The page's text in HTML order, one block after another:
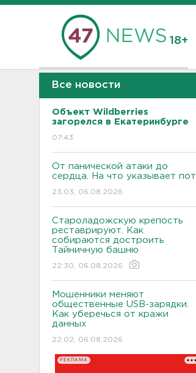
18+
Все новости
Объект Wildberries
загорелся в Екатеринбурге
07:43
От панической атаки до
сердца. На что указывает пот
23:03, 06.08.2026
Староладожскую крепость
реставрируют. Как
собираются достроить
Тайничную башню
22:30, 06.08.2026
Мошенники меняют
общественные USB-зарядки.
Как уберечься от кражи
данных
22:02, 06.08.2026
РЕКЛАМА